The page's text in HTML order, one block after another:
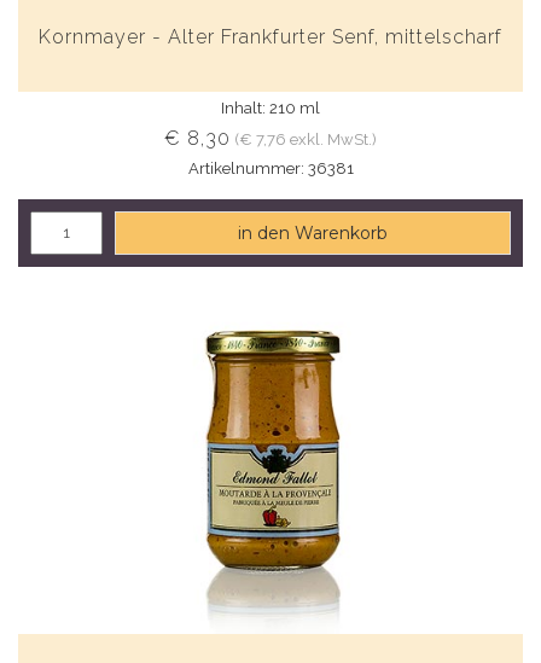
Kornmayer - Alter Frankfurter Senf, mittelscharf
Inhalt: 210 ml
€ 8,30 (€ 7,76 exkl. MwSt.)
Artikelnummer: 36381
in den Warenkorb